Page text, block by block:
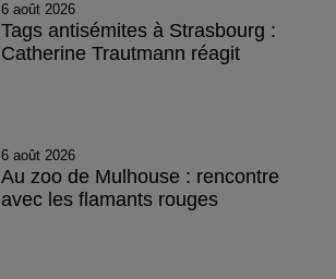
6 août 2026
Tags antisémites à Strasbourg :
Catherine Trautmann réagit
6 août 2026
Au zoo de Mulhouse : rencontre
avec les flamants rouges